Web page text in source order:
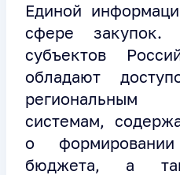
Единой
сфере
субъектов
обладают
региональным
системам,
о
бюджета, а